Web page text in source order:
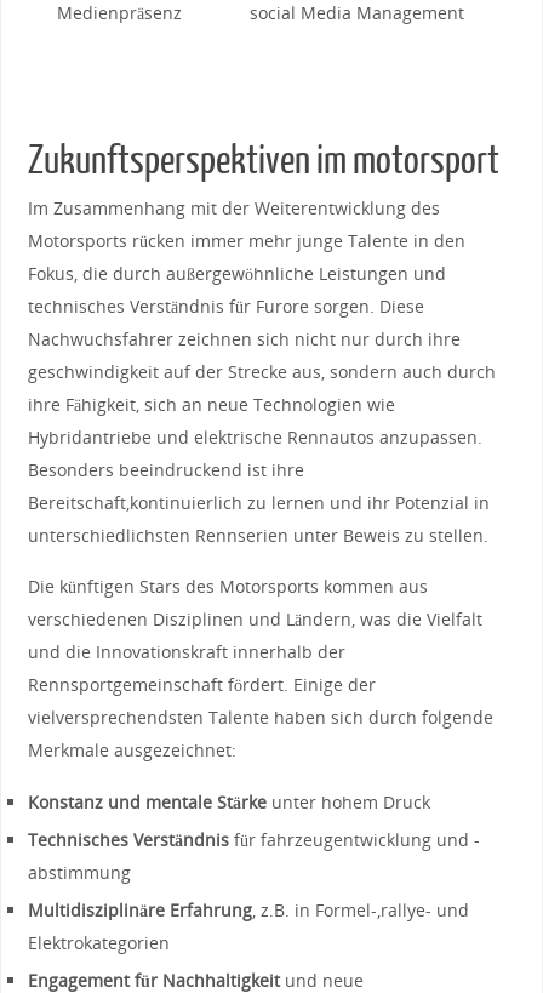
Medienpräsenz social Media Management
Zukunftsperspektiven im motorsport
Im ‌Zusammenhang mit der ⁢Weiterentwicklung des
Motorsports⁤ rücken ⁢immer mehr junge Talente in den
Fokus, die durch außergewöhnliche Leistungen und
‌technisches Verständnis ⁢für​ Furore sorgen. Diese
Nachwuchsfahrer zeichnen sich ⁤nicht nur durch ihre
geschwindigkeit auf der Strecke aus, sondern‍ auch ⁤durch
ihre Fähigkeit, sich an neue Technologien wie
Hybridantriebe und elektrische Rennautos anzupassen.
Besonders ⁣beeindruckend ist ihre
Bereitschaft,kontinuierlich ‌zu​ lernen und ihr Potenzial⁣ in
unterschiedlichsten Rennserien unter Beweis zu​ stellen.
Die künftigen Stars des‌ Motorsports ​kommen aus
verschiedenen Disziplinen und Ländern, was ​die Vielfalt
und die Innovationskraft innerhalb der
⁣Rennsportgemeinschaft​ fördert. ​Einige der ​
vielversprechendsten‍ Talente haben⁤ sich durch folgende
Merkmale ausgezeichnet:
Konstanz ‌und mentale Stärkeunter hohem‌ Druck
Technisches Verständnisfür‌ fahrzeugentwicklung und -
abstimmung
Multidisziplinäre ‌Erfahrung, z.B. in Formel-,rallye- und‌
Elektrokategorien
Engagement⁢ für Nachhaltigkeitund neue